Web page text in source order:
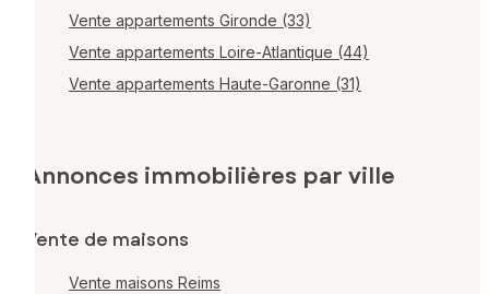
Vente appartements Gironde (33)
Vente appartements Loire-Atlantique (44)
Vente appartements Haute-Garonne (31)
Annonces immobilières par ville
Vente de maisons
Vente maisons Reims